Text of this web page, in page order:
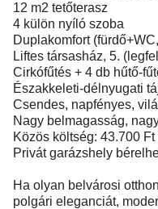
12 m2 tetőterasz
4 külön nyíló szoba
Duplakomfort
Liftes társasház, 5.
Cirkófűtés + 4 db hűtő-
Északkeleti-délnyugati
Csendes, napfényes,
Nagy belmagasság,
Közös költség: 43.700 Ft
Privát garázshely
Ha olyan belvárosi
polgári eleganciát,